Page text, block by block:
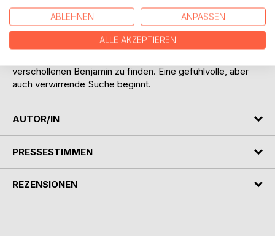
Schwester. Als sie es schafft, mit der verstorbenen
Floriane in Kontakt zu treten, kann Laura ihr Glück kaum
fassen. Doch das Leben mit einem Geist ist nicht immer
verschollenen Benjamin zu finden. Eine gefühlvolle, aber
auch verwirrende Suche beginnt.
AUTOR/IN
PRESSESTIMMEN
REZENSIONEN
ABLEHNEN ANPASSEN
ALLE AKZEPTIEREN